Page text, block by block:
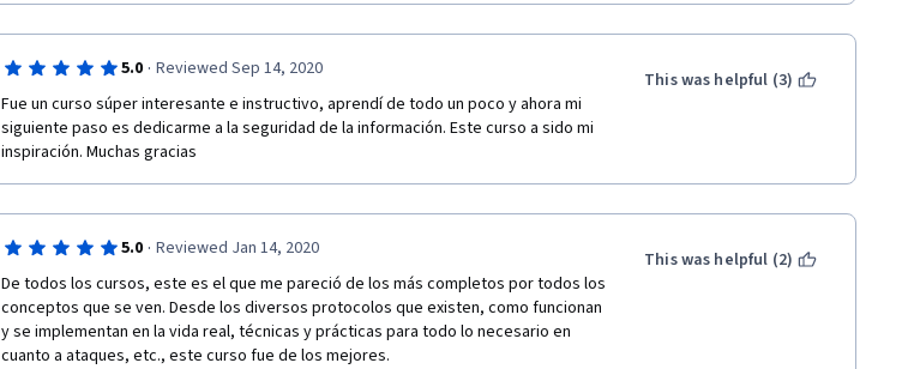
intensiva, lo que ha requerido de un uso del tiempo mayor para la investigación, yo
lo he hecho muy feliz antes y después de mi horario de entrada y salida
seguiré estudiando. Estoy muy feliz, espero de verdad conocerlos en persona, soy
su fan.  <3
5.0 · Reviewed Sep 14, 2020
Fue un curso súper interesante e instructivo, aprendí de todo un poco y ahora mi
siguiente paso es dedicarme a la seguridad de la información. Este curso a sido mi
inspiración. Muchas gracias
This was helpful (3)
5.0 · Reviewed Jan 14, 2020
De todos los cursos, este es el que me pareció de los más completos por todos los
conceptos que se ven. Desde los diversos protocolos que existen, como funcionan
y se implementan en la vida real, técnicas y prácticas para todo lo necesario en
cuanto a ataques, etc., este curso fue de los mejores.
This was helpful (2)